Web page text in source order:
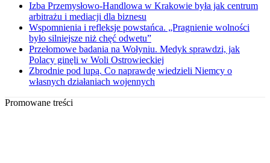
Izba Przemysłowo-Handlowa w Krakowie była jak centrum
arbitrażu i mediacji dla biznesu
Wspomnienia i refleksje powstańca. „Pragnienie wolności
było silniejsze niż chęć odwetu”
Przełomowe badania na Wołyniu. Medyk sprawdzi, jak
Polacy ginęli w Woli Ostrowieckiej
Zbrodnie pod lupą. Co naprawdę wiedzieli Niemcy o
własnych działaniach wojennych
Promowane treści